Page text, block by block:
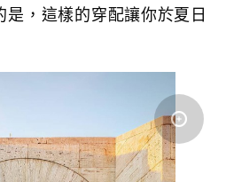
，這樣的穿配讓你於夏日